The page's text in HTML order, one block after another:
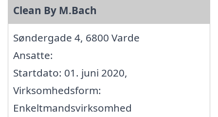
Clean By M.Bach
Søndergade 4, 6800 Varde
Ansatte:
Startdato: 01. juni 2020,
Virksomhedsform:
Enkeltmandsvirksomhed